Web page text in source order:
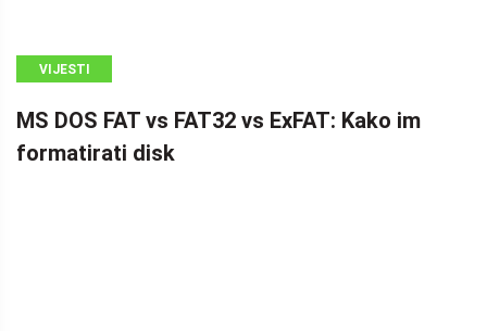
VIJESTI
MS DOS FAT vs FAT32 vs ExFAT: Kako im
formatirati disk